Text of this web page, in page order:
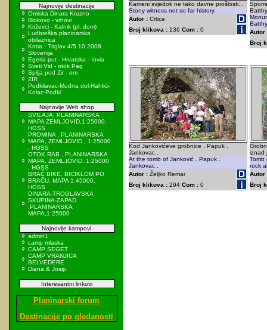
Najnovije destinacije
Omiska Dinara Kruzno
Biokovo - vrhovi
Križevci - Kalnik (pl. dom)
Ludbreška planinarska
obilaznica
Krma - Triglav 4/5.10.2008
Slovenija
Egeria put - Hrvatska - Iovia
Sveti Vid - otok Pag
Spilja pod Zir - om
ZIR
Podkilavac-Mudna dol-Hahlići-
Kolac-Podki
Najnovije Web shop
SVILAJA, PLANINARSKA
MAPA ZEMLJOVID,1:25000,
HGSS
PROMINA , PLANINARSKA
MAPA, ZEMLJOVID , 1:25000
, HGSS
OTOK RAB , PLANINARSKA
MAPA, ZEMLJOVID, 1:25000
, HGSS
BRAČ BIKE, BICIKLOM PO
BRAČU, MAPA 1:45000,
HGSS
DINARA-TROGLAVSKA
SKUPINA-ZAPAD
,PLANINARSKA
MAPA,1:25000
Najnovije kampovi
admin1
camp mlaska
CAMP SEGET
CAMP VRANJICA
BELVEDERE
Diana & Josip
Interesantni linkovi
Planinarski forum
Destinacije po gledanosti
Kameni svjedok ne tako davne prošlosti...
Stony witness not so far history.
Autor : Crtice
Broj klikova : 136 Com : 0
Autor
Broj
Kod Jankovićeve grobnice . Papuk .
Jankovac .
At the tomb of Janković . Papuk .
Jankovac .
Autor : Željko Remar
Broj klikova : 294 Com : 0
iznad
Tomb
rock
Autor
Broj